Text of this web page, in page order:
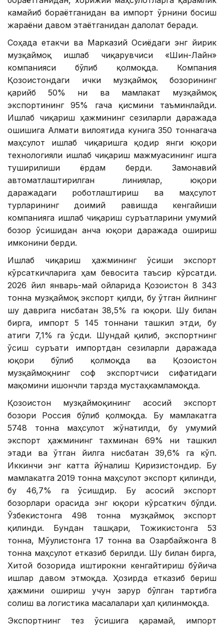
камайиб бораётганидан ва импорт ўрнини босиш
жараёни давом этаётганидан далолат беради.
Соҳада етакчи ва Марказий Осиёдаги энг йирик
музқаймоқ ишлаб чиқарувчиси «Шин-Лайн»
компанияси бўлиб қолмоқда. Компания
Қозоғистондаги ички музқаймоқ бозорининг
қарийб 50% ни ва мамлакат музқаймоқ
экспортининг 95% гача қисмини таъминлайди.
Ишлаб чиқариш ҳажмининг сезиларли даражада
ошишига Алмати вилоятида кунига 350 тоннагача
маҳсулот ишлаб чиқаришга қодир янги юқори
технологияли ишлаб чиқариш мажмуасининг ишга
туширилиши ёрдам берди. Замонавий
автоматлаштирилган линиялар, юқори
даражадаги роботлаштириш ва маҳсулот
турларининг доимий равишда кенгайиши
компанияга ишлаб чиқариш суръатларини умумий
бозор ўсишидан анча юқори даражада ошириш
имконини берди.
Ишлаб чиқариш ҳажмининг ўсиши экспорт
кўрсаткичларига ҳам бевосита таъсир кўрсатди.
2026 йил январь-май ойларида Қозоғистон 8 343
тонна музқаймоқ экспорт қилди, бу ўтган йилнинг
шу даврига нисбатан 38,5% га юқори. Шу билан
бирга, импорт 5 145 тоннани ташкил этди, бу
атиги 7,1% га ўсди. Шундай қилиб, экспортнинг
ўсиш суръати импортдан сезиларли даражада
юқори бўлиб қолмоқда ва Қозоғистон
музқаймоқнинг соф экспортчиси сифатидаги
мақомини ишончли тарзда мустаҳкамламоқда.
Қозоғистон музқаймоқининг асосий экспорт
бозори Россия бўлиб қолмоқда. Бу мамлакатга
5748 тонна маҳсулот жўнатилди, бу умумий
экспорт ҳажмининг тахминан 69% ни ташкил
этади ва ўтган йилга нисбатан 39,6% га кўп.
Иккинчи энг катта йўналиш Қирғизистондир. Бу
мамлакатга 2019 тонна маҳсулот экспорт қилинди,
бу 46,7% га ўсишдир. Бу асосий экспорт
бозорлари орасида энг юқори кўрсаткич бўлди.
Ўзбекистонга 498 тонна музқаймоқ экспорт
қилинди. Бундан ташқари, Тожикистонга 53
тонна, Мўғулистонга 17 тонна ва Озарбайжонга 8
тонна маҳсулот етказиб берилди. Шу билан бирга,
Хитой бозорида иштирокни кенгайтириш бўйича
ишлар давом этмоқда. Ҳозирда етказиб бериш
ҳажмини ошириш учун зарур бўлган тартибга
солиш ва логистика масалалари ҳал қилинмоқда.
Экспортнинг тез ўсишига қарамай, импорт